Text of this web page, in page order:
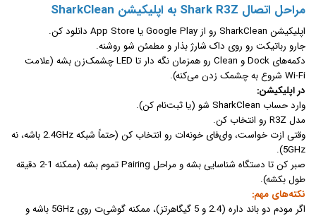
مراحل اتصال Shark R3Z به اپلیکیشن SharkClean
اپلیکیشن SharkClean رو از Google Play یا App Store دانلود کن.
جارو رباتیکت رو روی داک شارژ بذار و مطمئن شو روشنه.
دکمه‌های Dock و Clean رو همزمان نگه دار تا LED چشمک‌زن بشه (علامت
Wi-Fi شروع به چشمک زدن می‌کنه).
در اپلیکیشن:
وارد حساب SharkClean شو (یا ثبت‌نام کن).
مدل R3Z رو انتخاب کن.
وقتی ازت خواست، وای‌فای خونه‌ات رو انتخاب کن (حتماً شبکه 2.4GHz باشه، نه
5GHz).
صبر کن تا دستگاه شناسایی بشه و مراحل Pairing تموم بشه (ممکنه 1-2 دقیقه
طول بکشه).
نکته‌های مهم:
اگر مودم دو باند داره (2.4 و 5 گیگاهرتز)، ممکنه گوشی‌ت روی 5GHz باشه و